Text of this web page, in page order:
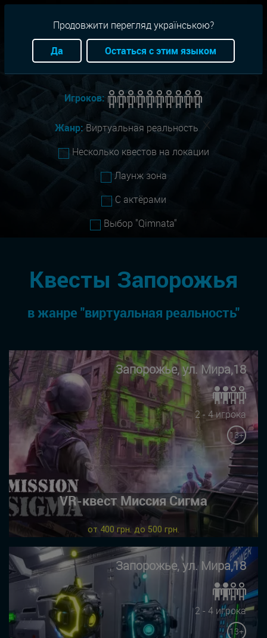
Город: Запорожье
Игроков:
Жанр: Виртуальная реальность
Несколько квестов на локации
Лаунж зона
С актёрами
Выбор "Qimnata"
Квесты Запорожья
в жанре "виртуальная реальность"
Запорожье, ул. Мира,18
2 - 4 игрока
13+
VR-квест Миссия Сигма
от 400 грн. до 500 грн.
Запорожье, ул. Мира,18
2 - 4 игрока
13+
Продовжити перегляд українською?
Да
Остаться с этим языком